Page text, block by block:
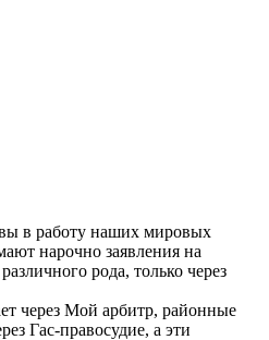
в работу наших мировых
нарочно заявления на
рода, только через
через Мой арбитр, районные
Гас-правосудие, а эти